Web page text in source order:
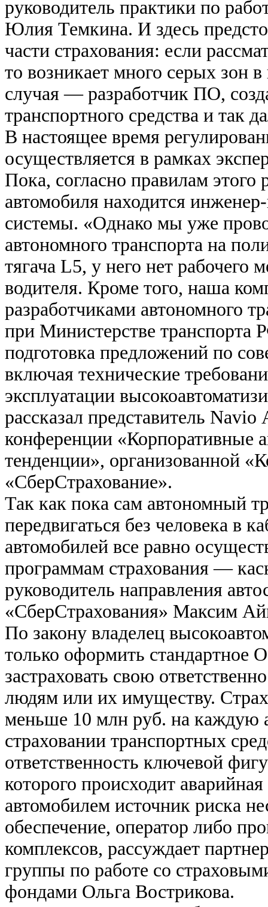
руководитель практики по
Юлия Темкина. И здесь
части страхования: если
то возникает много серых зон
случая — разработчик ПО,
транспортного средства и так
В настоящее время
осуществляется в рамках
Пока, согласно правилам
автомобиля находится
системы. «Однако мы уже
автономного транспорта на
тягача L5, у него нет рабочего
водителя. Кроме того, наша
разработчиками автономного
при Министерстве транспорта
подготовка предложений по
включая технические
эксплуатации
рассказал представитель
конференции «Корпоративные
тенденции», организованной
«СберСтрахование».
Так как пока сам автономный
передвигаться без человека в
автомобилей все равно
программам страхования —
руководитель направления
«СберСтрахования» Максим
По закону владелец
только оформить
застраховать свою
людям или их имуществу.
меньше 10 млн руб. на каждую
страховании транспортных
ответственность ключевой
которого происходит
автомобилем источник риска
обеспечение, оператор либо
комплексов, рассуждает
группы по работе со
фондами Ольга Вострикова.